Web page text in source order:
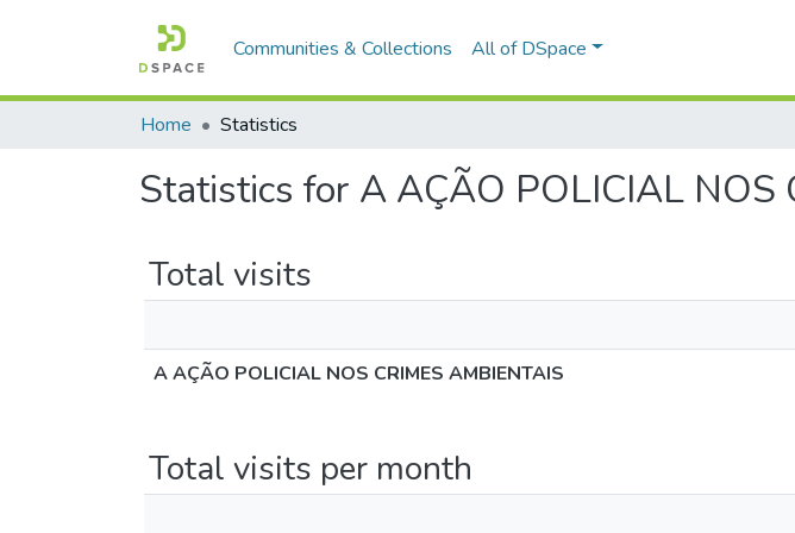
Communities & Collections All of DSpace
Home Statistics
Statistics for A AÇÃO POLICIAL NOS
Total visits
A AÇÃO POLICIAL NOS CRIMES AMBIENTAIS
Total visits per month